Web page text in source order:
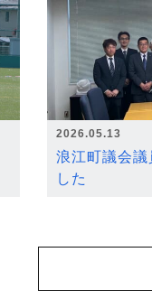
2026.05.13
浪江町議会議
した